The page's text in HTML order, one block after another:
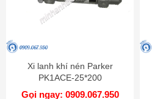
Xi lanh khí nén Parker
PK1ACE-25*200
Gọi ngay: 0909.067.950